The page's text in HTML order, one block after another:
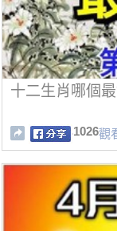
十二生肖哪個
1026觀